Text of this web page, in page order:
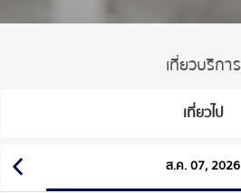
เที่ยวบริการ
เที่ยวไป
ส.ค. 07, 2026